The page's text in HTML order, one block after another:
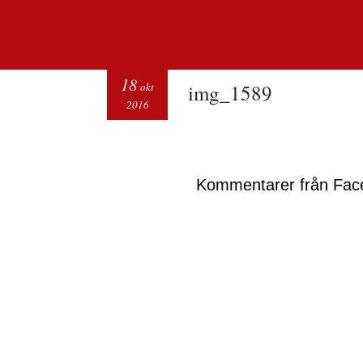
img_1589
18 okt
2016
Kommentarer från